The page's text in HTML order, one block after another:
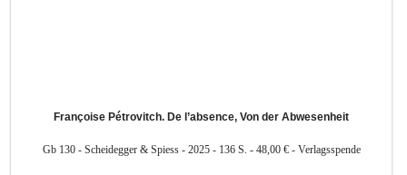
Françoise Pétrovitch. De l’absence, Von der Abwesenheit
Gb 130 - Scheidegger & Spiess - 2025 - 136 S. - 48,00 € - Verlagsspende